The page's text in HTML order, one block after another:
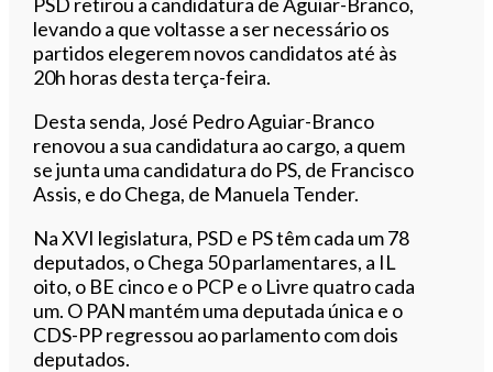
levando a que voltasse a ser necessário os
partidos elegerem novos candidatos até às
20h horas desta terça-feira.
Desta senda, José Pedro Aguiar-Branco
renovou a sua candidatura ao cargo, a quem
se junta uma candidatura do PS, de Francisco
Assis, e do Chega, de Manuela Tender.
Na XVI legislatura, PSD e PS têm cada um 78
deputados, o Chega 50 parlamentares, a IL
oito, o BE cinco e o PCP e o Livre quatro cada
um. O PAN mantém uma deputada única e o
CDS-PP regressou ao parlamento com dois
deputados.